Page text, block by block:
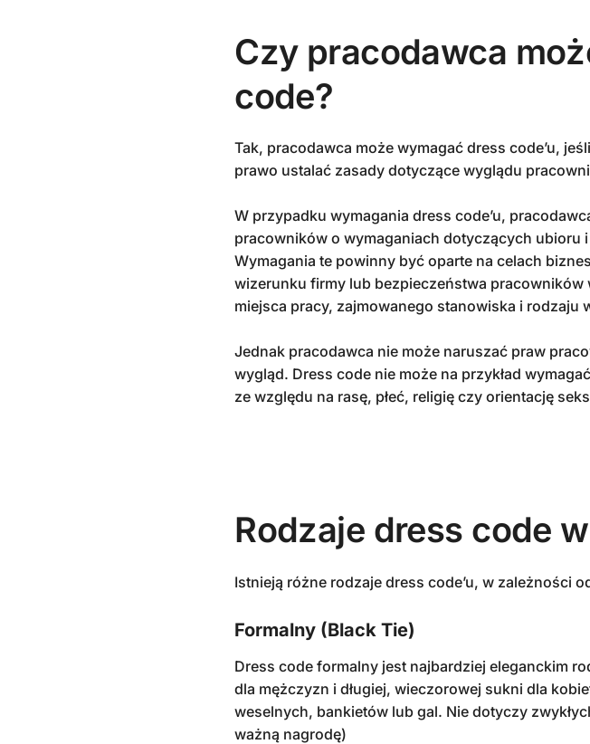
Czy pracodawca
code?
Tak, pracodawca może wymagać dress code’u,
prawo ustalać zasady dotyczące wyglądu
W przypadku wymagania dress code’u,
pracowników o wymaganiach dotyczących ubioru
Wymagania te powinny być oparte na celach
wizerunku firmy lub bezpieczeństwa pracowników
miejsca pracy, zajmowanego stanowiska i rodzaju
Jednak pracodawca nie może naruszać praw
wygląd. Dress code nie może na przykład
ze względu na rasę, płeć, religię czy orientację
Rodzaje dress code
Istnieją różne rodzaje dress code’u, w zależności
Formalny (Black Tie)
Dress code formalny jest najbardziej eleganckim
dla mężczyzn i długiej, wieczorowej sukni dla
weselnych, bankietów lub gal. Nie dotyczy
ważną nagrodę)